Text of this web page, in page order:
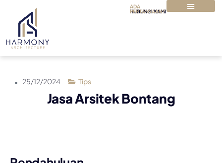
ADA
PERTANYAAN?
HUBUNGI KAMI
25/12/2024 Tips
Jasa Arsitek Bontang